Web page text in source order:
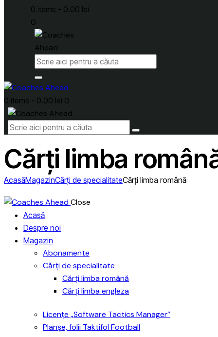
0 items - 0.00 lei
0
0 items - 0.00 lei 0
Cărți limba
AcasăMagazinCărți de specialitateCărți limba română
Close
Acasă
Despre noi
Magazin
Abonamente
Cărți de specialitate
Cărți limba română
Cărți limba engleza
Licențe „Software Tactics Manager”
Planșe, folii Taktifol Football